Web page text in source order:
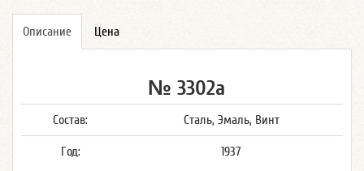
Описание Цена
№ 3302а
Состав: Сталь, Эмаль, Винт
Год: 1937